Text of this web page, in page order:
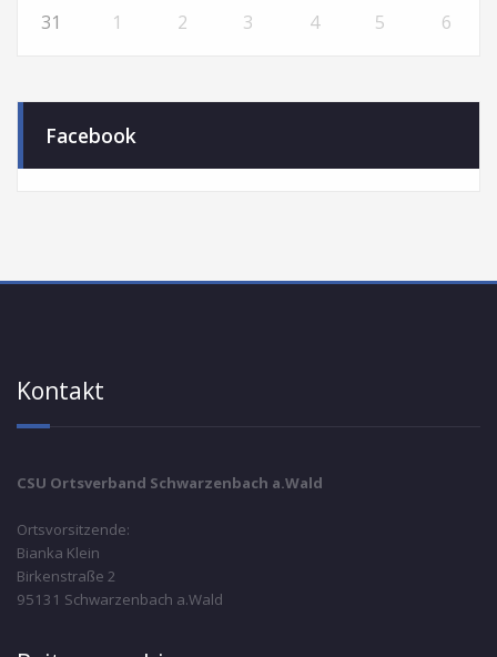
31 1 2 3 4 5 6
Facebook
Kontakt
CSU Ortsverband Schwarzenbach a.Wald
Ortsvorsitzende:
Bianka Klein
Birkenstraße 2
95131 Schwarzenbach a.Wald